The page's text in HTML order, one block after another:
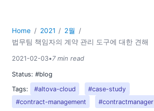
Home 2021
2월
법무팀 책임자의 계약 관리 도구에 대한 견해
2021-02-03•7 min read
Status: #blog
Tags:
#altova-cloud
#case-study
#contract-management
#contractmanager